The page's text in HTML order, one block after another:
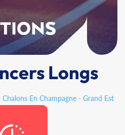
Longs
En Champagne - Grand Est